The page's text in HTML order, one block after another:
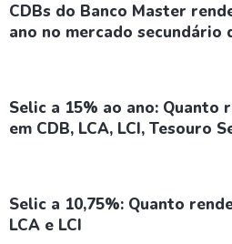
CDBs do Banco Master
ano no mercado secundário
Selic a 15% ao ano: Quanto
em CDB, LCA, LCI, Tesouro
Selic a 10,75%: Quanto
LCA e LCI